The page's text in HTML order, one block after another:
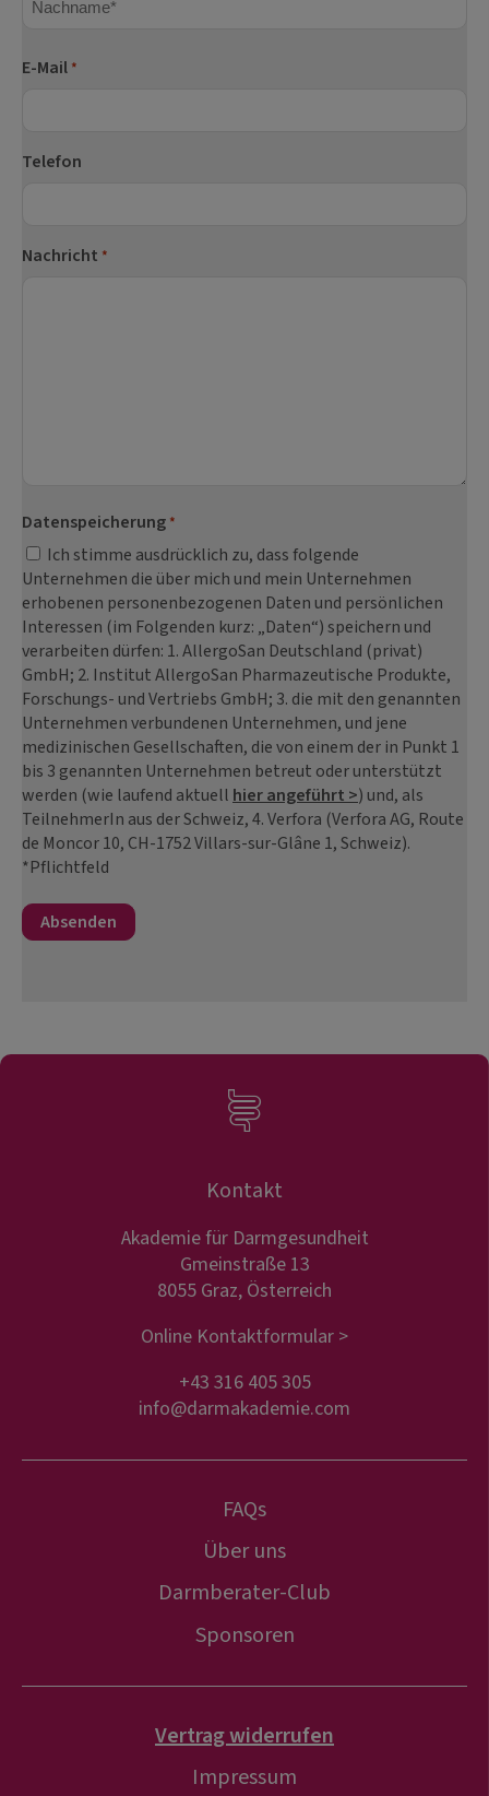
E-Mail *
Telefon
Nachricht *
Datenspeicherung *
Ich stimme ausdrücklich zu, dass folgende
Unternehmen die über mich und mein Unternehmen
erhobenen personenbezogenen Daten und persönlichen
Interessen (im Folgenden kurz: „Daten“) speichern und
verarbeiten dürfen: 1. AllergoSan Deutschland (privat)
GmbH; 2. Institut AllergoSan Pharmazeutische Produkte,
Forschungs- und Vertriebs GmbH; 3. die mit den genannten
Unternehmen verbundenen Unternehmen, und jene
medizinischen Gesellschaften, die von einem der in Punkt 1
bis 3 genannten Unternehmen betreut oder unterstützt
werden (wie laufend aktuell hier angeführt >) und, als
TeilnehmerIn aus der Schweiz, 4. Verfora (Verfora AG, Route
de Moncor 10, CH-1752 Villars-sur-Glâne 1, Schweiz).
*Pflichtfeld
Kontakt
Akademie für Darmgesundheit
Gmeinstraße 13
8055 Graz, Österreich
Online Kontaktformular >
+43 316 405 305
info@darmakademie.com
FAQs
Über uns
Darmberater-Club
Sponsoren
Vertrag widerrufen
Impressum